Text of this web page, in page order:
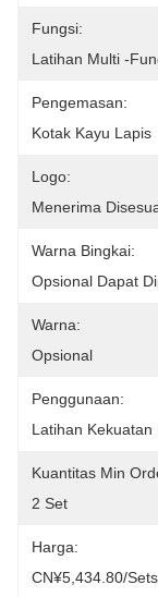
Fungsi:
Latihan Multi -
Pengemasan:
Kotak Kayu Lapis
Logo:
Menerima
Warna Bingkai:
Opsional Dapat
Warna:
Opsional
Penggunaan:
Latihan
Kuantitas Min
2 Set
Harga:
CN¥5,434.80/